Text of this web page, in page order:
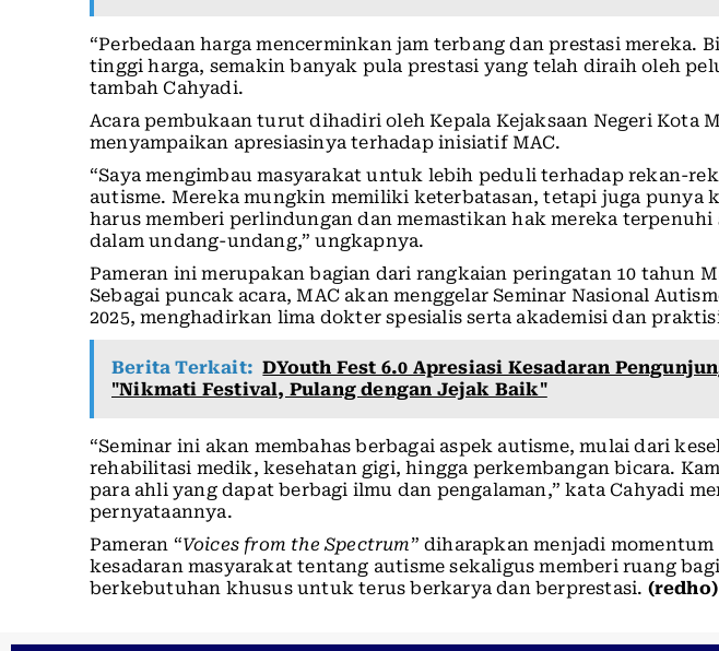
“Perbedaan harga mencerminkan jam terbang dan prestasi mereka.
tinggi harga, semakin banyak pula prestasi yang telah diraih oleh
tambah Cahyadi.
Acara pembukaan turut dihadiri oleh Kepala Kejaksaan Negeri Kota
menyampaikan apresiasinya terhadap inisiatif MAC.
“Saya mengimbau masyarakat untuk lebih peduli terhadap rekan-
autisme. Mereka mungkin memiliki keterbatasan, tetapi juga punya
harus memberi perlindungan dan memastikan hak mereka terpenuhi
dalam undang-undang,” ungkapnya.
Pameran ini merupakan bagian dari rangkaian peringatan 10 tahun
Sebagai puncak acara, MAC akan menggelar Seminar Nasional
2025, menghadirkan lima dokter spesialis serta akademisi dan
Berita Terkait: DYouth Fest 6.0 Apresiasi Kesadaran
"Nikmati Festival, Pulang dengan Jejak Baik"
“Seminar ini akan membahas berbagai aspek autisme, mulai dari
rehabilitasi medik, kesehatan gigi, hingga perkembangan bicara.
para ahli yang dapat berbagi ilmu dan pengalaman,” kata Cahyadi
pernyataannya.
Pameran “Voices from the Spectrum” diharapkan menjadi
kesadaran masyarakat tentang autisme sekaligus memberi ruang
berkebutuhan khusus untuk terus berkarya dan berprestasi. (redho)